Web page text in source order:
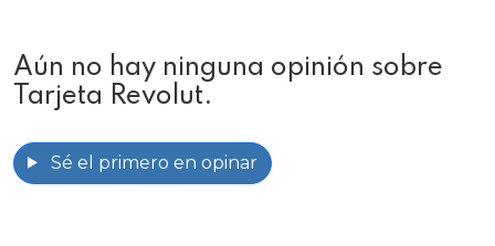
Aún no hay ninguna opinión sobre
Tarjeta Revolut.
Sé el primero en opinar